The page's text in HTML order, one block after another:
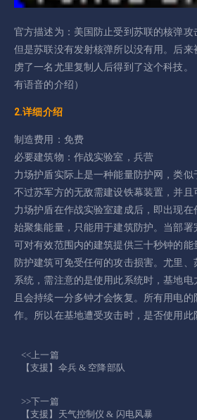
官方描述为：美国防止受到苏联的核弹攻
但是苏联没有发射核弹所以没有用。后
虏了一名尤里复制人后得到了这个科技。
有语音的介绍）
2.详细介绍
制造费用：免费
必要建筑物：作战实验室，兵营
力场护盾实际上是一种能量防护网，类似
不过苏军方的无敌需建设铁幕装置，并
力场护盾在作战实验室建成后，即出现
始聚集能量，只能用于建筑防护。当部署
可对有效范围内的建筑提供三十秒钟的能
防护建筑可免受任何的攻击损害。尤里
系统，需注意的是使用此系统时，基地
且会持续一分多钟才会恢复。所有用电
作。所以在基地遭受攻击时，是否使用此
<<上一篇
【支援】伞兵 & 空降部队
>>下一篇
【支援】天气控制仪 & 闪电风暴